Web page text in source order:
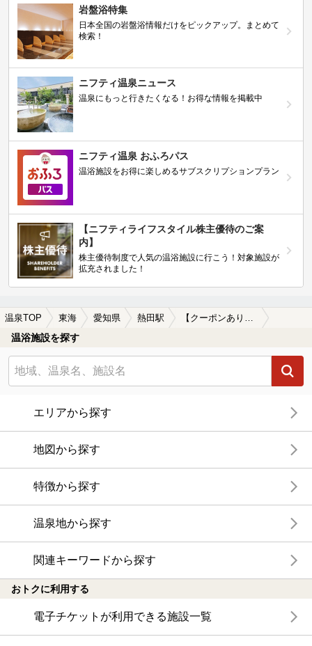
岩盤浴特集
日本全国の岩盤浴情報だけをピックアップ。まとめて
検索！
ニフティ温泉ニュース
温泉にもっと行きたくなる！お得な情報を掲載中
ニフティ温泉 おふろパス
温浴施設をお得に楽しめるサブスクリプションプラン
【ニフティライフスタイル株主優待のご案
内】
株主優待制度で人気の温浴施設に行こう！対象施設が
拡充されました！
温泉TOP 東海 愛知県 熱田駅
温浴施設を探す
エリアから探す
地図から探す
特徴から探す
温泉地から探す
関連キーワードから探す
おトクに利用する
電子チケットが利用できる施設一覧